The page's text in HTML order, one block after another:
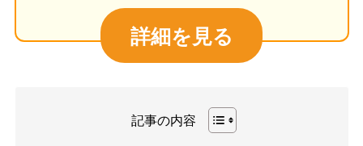
詳細を見る
記事の内容